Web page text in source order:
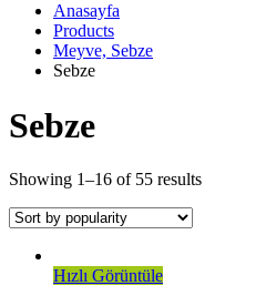
Anasayfa
Products
Meyve, Sebze
Sebze
Sebze
Showing 1–16 of 55 results
Hızlı Görüntüle